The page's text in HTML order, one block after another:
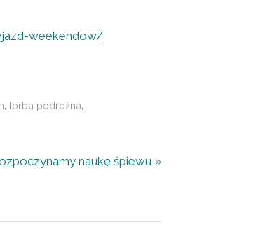
weekendow/
torba podróżna
naukę śpiewu